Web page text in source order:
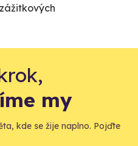
my
kde se žije naplno. Pojďte